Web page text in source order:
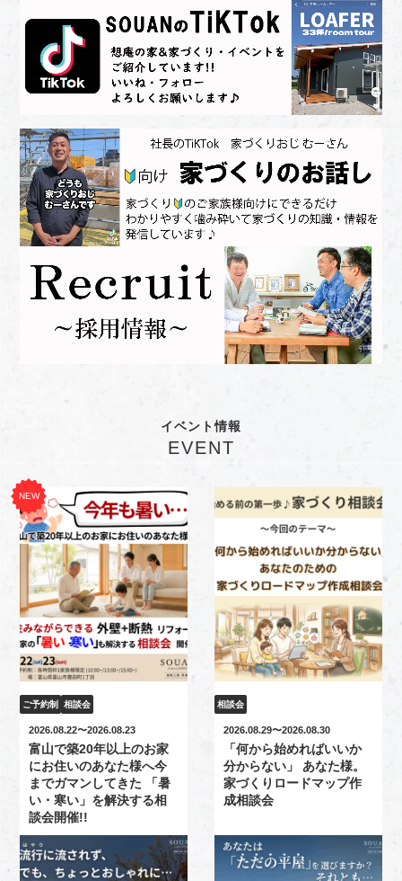
イベント情報
EVENT
NEW
ご予約制 相談会
2026.08.22〜2026.08.23
富山で築20年以上のお家
にお住いのあなた様へ今
までガマンしてきた 「暑
い・寒い」を解決する相
談会開催!!
相談会
2026.08.29〜2026.08.30
「何から始めればいいか
分からない」 あなた様。
家づくりロードマップ作
成相談会